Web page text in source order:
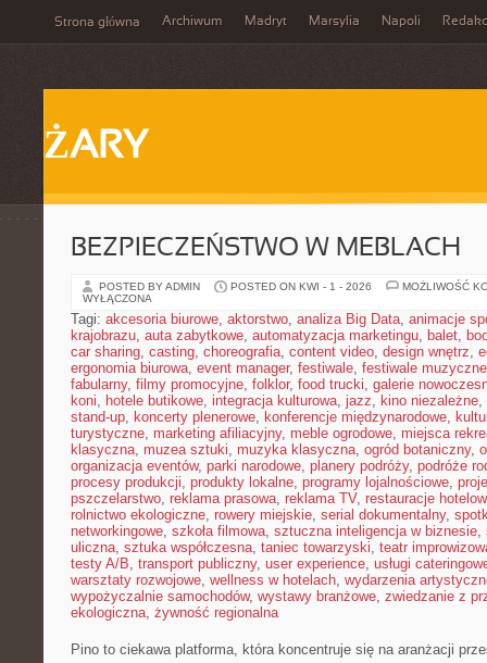
Strona główna Archiwum Madryt Marsylia Napoli
ŻARY
BEZPIECZEŃSTWO W MEBLACH
POSTED BY ADMIN POSTED ON KWI - 1 - 2026
MOŻLIWOŚĆ
WYŁĄCZONA
Tagi: akcesoria biurowe, aktorstwo, analiza Big Data, animacje
krajobrazu, auta zabytkowe, automatyzacja marketingu, balet,
car sharing, casting, choreografia, content video, design wnętrz,
ergonomia biurowa, event manager, festiwale, festiwale muzyczne
fabularny, filmy promocyjne, folklor, food trucki, galerie
koni, hotele butikowe, integracja kulturowa, jazz, kino niezależne,
stand-up, koncerty plenerowe, konferencje międzynarodowe,
turystyczne, marketing afiliacyjny, meble ogrodowe, miejsca
klasyczna, muzea sztuki, muzyka klasyczna, ogród botaniczny,
organizacja eventów, parki narodowe, planery podróży, podróże
procesy produkcji, produkty lokalne, programy lojalnościowe,
pszczelarstwo, reklama prasowa, reklama TV, restauracje
rolnictwo ekologiczne, rowery miejskie, serial dokumentalny,
networkingowe, szkoła filmowa, sztuczna inteligencja w biznesie,
uliczna, sztuka współczesna, taniec towarzyski, teatr
testy A/B, transport publiczny, user experience, usługi
warsztaty rozwojowe, wellness w hotelach, wydarzenia
wypożyczalnie samochodów, wystawy branżowe, zwiedzanie z
ekologiczna, żywność regionalna
Pino to ciekawa platforma, która koncentruje się na aranżacji